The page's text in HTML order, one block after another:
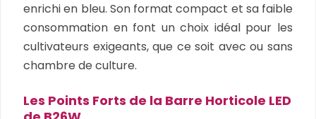
enrichi en bleu. Son format compact et sa faible
consommation en font un choix idéal pour les
cultivateurs exigeants, que ce soit avec ou sans
chambre de culture.
Les Points Forts de la Barre Horticole LED